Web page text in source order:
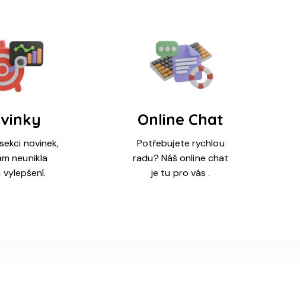
novinek,
neunikla
vylepšení.
Online Chat
Potřebujete rychlou
radu? Náš online chat
je tu pro vás .